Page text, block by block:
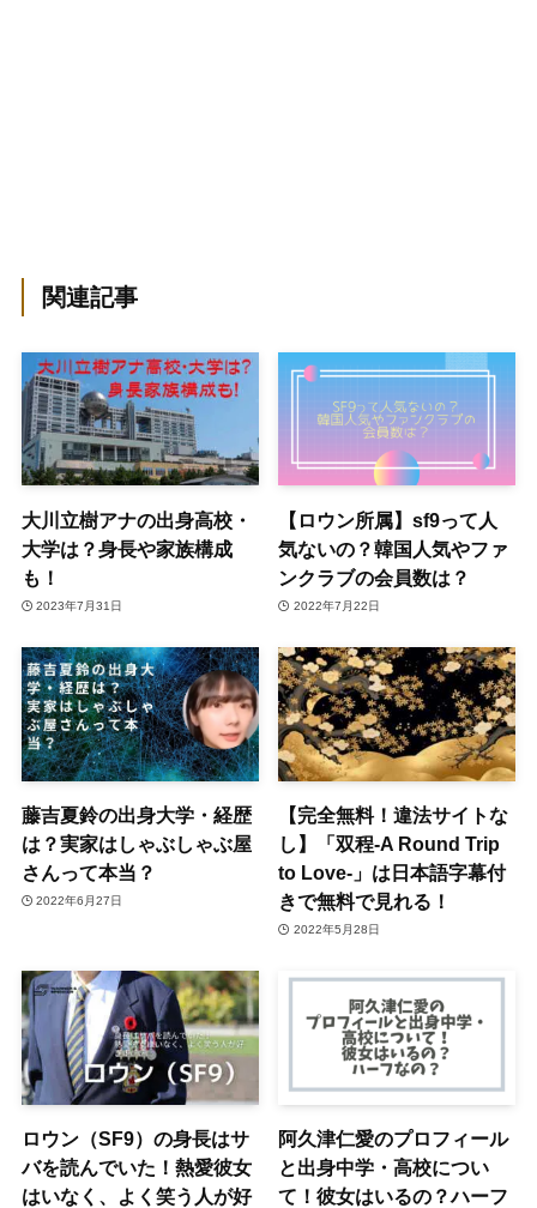
関連記事
大川立樹アナの出身高校・
大学は？身長や家族構成
も！
2023年7月31日
【ロウン所属】sf9って人
気ないの？韓国人気やファ
ンクラブの会員数は？
2022年7月22日
藤吉夏鈴の出身大学・経歴
は？実家はしゃぶしゃぶ屋
さんって本当？
2022年6月27日
【完全無料！違法サイトな
し】「双程-A Round Trip
to Love-」は日本語字幕付
きで無料で見れる！
2022年5月28日
ロウン（SF9）の身長はサ
バを読んでいた！熱愛彼女
はいなく、よく笑う人が好
阿久津仁愛のプロフィール
と出身中学・高校につい
て！彼女はいるの？ハーフ